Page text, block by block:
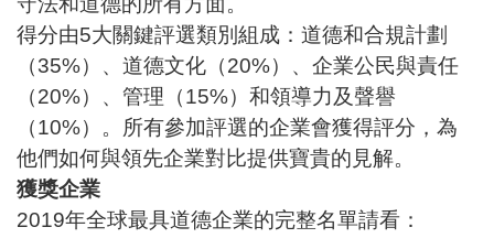
得分由5大關鍵評選類別組成：道德和合規計劃
（35%）、道德文化（20%）、企業公民與責任
（20%）、管理（15%）和領導力及聲譽
（10%）。所有參加評選的企業會獲得評分，為
他們如何與領先企業對比提供寶貴的見解。
獲獎企業
2019年全球最具道德企業的完整名單請看：